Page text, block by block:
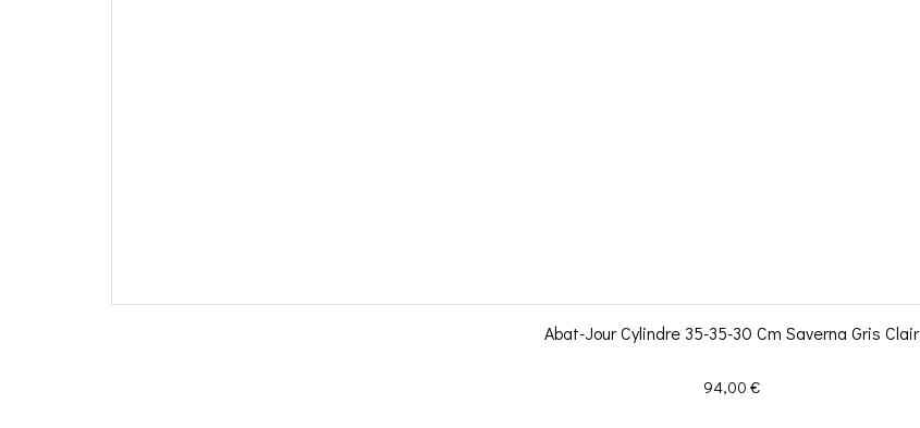
Abat-Jour Cylindre 35-35-30 Cm Saverna Gris Clair
Prix
94,00 €